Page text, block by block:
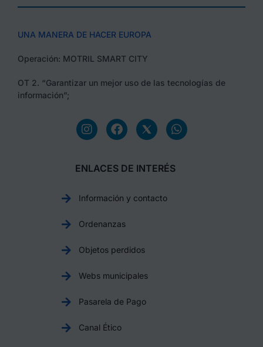
UNA MANERA DE HACER EUROPA
Operación: MOTRIL SMART CITY
OT 2. “Garantizar un mejor uso de las tecnologías de
información”;
ENLACES DE INTERÉS
Información y contacto
Ordenanzas
Objetos perdidos
Webs municipales
Pasarela de Pago
Canal Ético